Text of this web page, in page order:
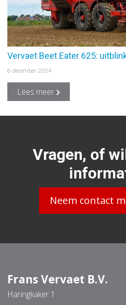
Vervaet Beet Eater 625:
6 december 2024
Lees meer
Vragen, of
Neem contact
Frans Vervaet B.V.
Haringkaker 1